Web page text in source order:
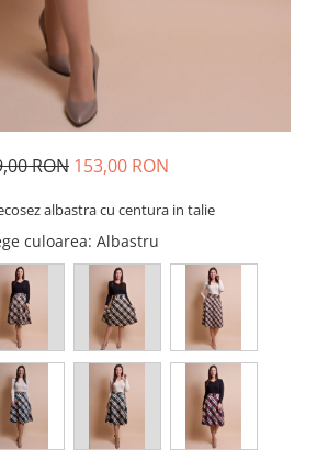
RON 153,00 RON
albastra cu centura in talie
culoarea: Albastru